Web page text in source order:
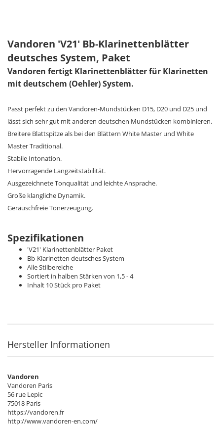
Vandoren 'V21' Bb-Klarinettenblätter
deutsches System, Paket
Vandoren fertigt Klarinettenblätter für Klarinetten
mit deutschem (Oehler) System.
Passt perfekt zu den Vandoren-Mundstücken D15, D20 und D25 und
lässt sich sehr gut mit anderen deutschen Mundstücken kombinieren.
Breitere Blattspitze als bei den Blättern White Master und White
Master Traditional.
Stabile Intonation.
Hervorragende Langzeitstabilität.
Ausgezeichnete Tonqualität und leichte Ansprache.
Große klangliche Dynamik.
Geräuschfreie Tonerzeugung.
Spezifikationen
'V21' Klarinettenblätter Paket
Bb-Klarinetten deutsches System
Alle Stilbereiche
Sortiert in halben Stärken von 1,5 - 4
Inhalt 10 Stück pro Paket
Hersteller Informationen
Vandoren
Vandoren Paris
56 rue Lepic
75018 Paris
https://vandoren.fr
http://www.vandoren-en.com/